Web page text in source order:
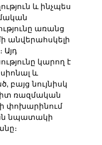
և ինչպես
առանց
անվերահսկելի
Այդ
կարող է
և
բայց նույնիսկ
ռազմական
փոխարինում
նպատակի